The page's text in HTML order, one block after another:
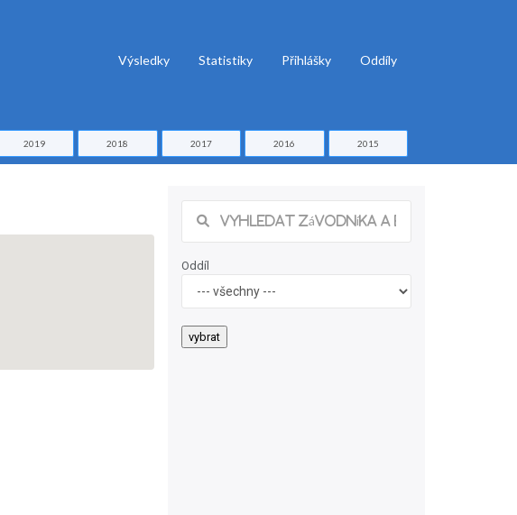
Výsledky Statistiky Přihlášky Oddíly
2019 2018 2017 2016 2015
Oddíl